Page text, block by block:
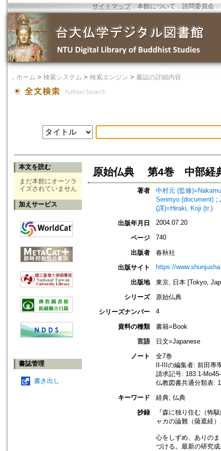
サイトマップ．本館について ． 諮問委員会 ．
． ホーム > 検索システム > 検索エンジン > 書誌の詳細内容
本文を読む
まだ本館にオーソラ
イズされていません
加えサービス
書誌管理
書き出し
原始仏典 第4巻 中部経
著者
中村元 (監修
Senmyo (document) ;
(譯)=Hiraki, Koji (tr.)
出版年月日
2004.07.20
ページ 740
出版者
春秋社
出版サイト
https://
出版地
東京, 日本 [Tokyo,
シリーズ
原始仏典
シリーズナンバー
4
資料の種類
書籍=Book
言語
日文=Japanese
ノート
全7巻
II-IIIの編集者: 前田專
請求記号: 183.1-
仏教図書共通分類表:
キーワード
経典; 仏典
抄録
『森に独り住む（怖
ャカの論難（薩遮経
心をしずめ、ありの
づける。最新の研究